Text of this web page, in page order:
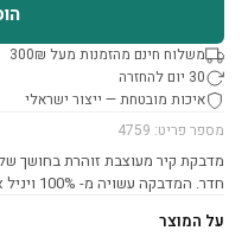
משלוח חינם מהזמנות מעל 300₪
30 יום להחזרה
איכות מובטחת — ייצור ישראלי
מספר פריט: 4759
מדבקת קיר מעוצבת זוהרת בחושך
חדר. המדבקה עשויה מ- 100% ויניל איכותי,…
על המוצר